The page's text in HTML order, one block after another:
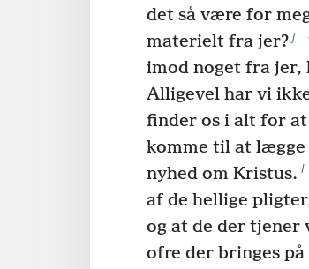
det så være for
materielt fra jer? j
imod noget fra jer,
Alligevel har vi
finder os i alt for at
komme til at
nyhed om Kristus. l
af de hellige
og at de der tjener
ofre der bringes